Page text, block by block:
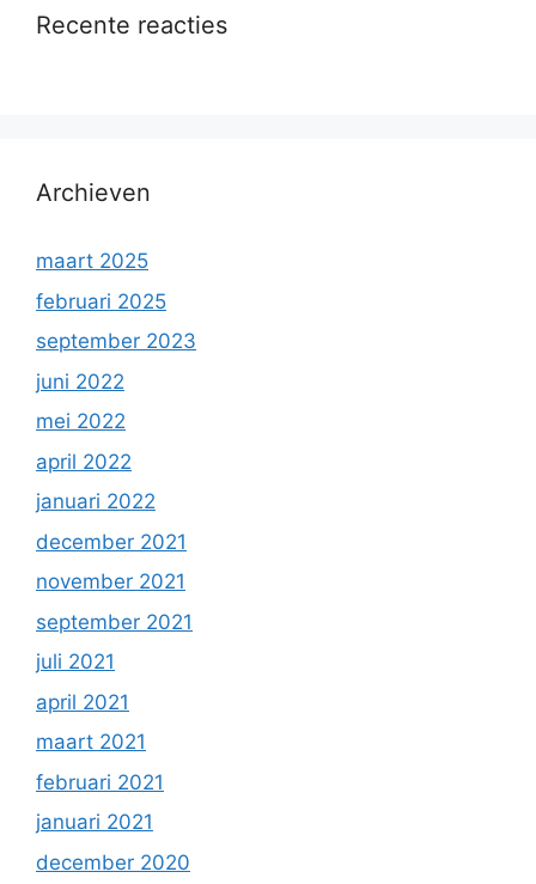
Recente reacties
Archieven
maart 2025
februari 2025
september 2023
juni 2022
mei 2022
april 2022
januari 2022
december 2021
november 2021
september 2021
juli 2021
april 2021
maart 2021
februari 2021
januari 2021
december 2020